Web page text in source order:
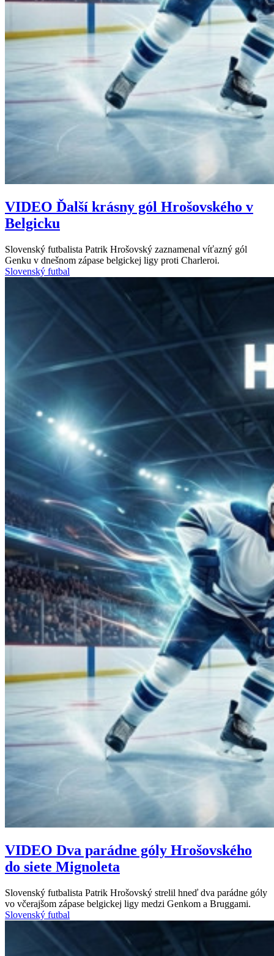
VIDEO Ďalší krásny gól Hrošovského v
Belgicku
Slovenský futbalista Patrik Hrošovský zaznamenal víťazný gól
Genku v dnešnom zápase belgickej ligy proti Charleroi.
Slovenský futbal
VIDEO Dva parádne góly Hrošovského
do siete Mignoleta
Slovenský futbalista Patrik Hrošovský strelil hneď dva parádne góly
vo včerajšom zápase belgickej ligy medzi Genkom a Bruggami.
Slovenský futbal